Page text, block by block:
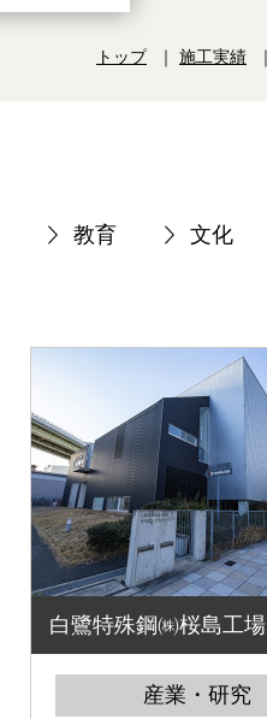
トップ 施工実績
教育
文化
白鷺特殊鋼㈱桜島工場
産業・研究